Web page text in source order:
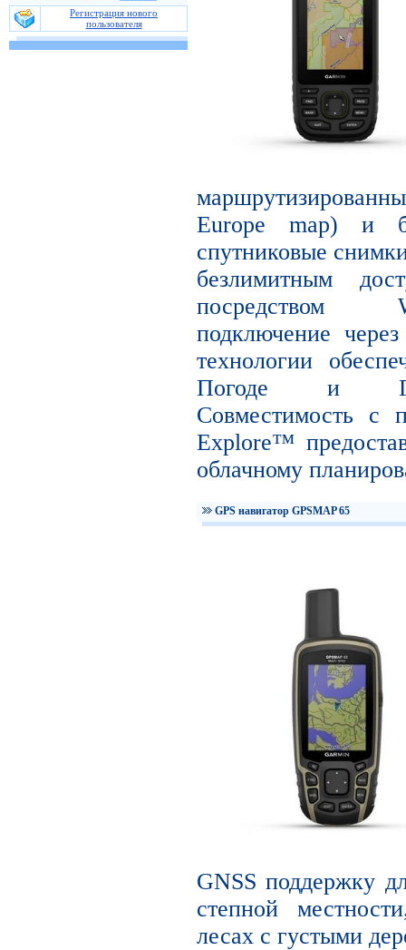
Регистрация нового
пользователя
Europe map) и
спутниковые
безлимитным
посредством
подключение
технологии
Погоде и
Совместимость с
Explore™
облачному
GPS навигатор GPSMAP 65
GNSS поддержку
степной
лесах с густыми